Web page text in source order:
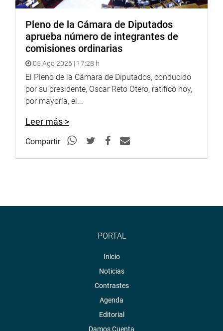
Pleno de la Cámara de Diputados
aprueba número de integrantes de
comisiones ordinarias
05 Ago 2026 | 17:28 h
El Pleno de la Cámara de Diputados, conducido
por su presidente, Oscar Reto Otero, ratificó hoy,
por mayoría, el...
Leer más >
Compartir
PORTAL
Inicio
Noticias
Contrastes
Agenda
Editorial
Damos Cuenta